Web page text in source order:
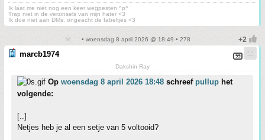
Ik laat me niet nog een keer wegpesten ^p^
Trap niet in de verzinsels van mijn hater <3
Ik doe niet aan DMs, ongeacht de fabeltjes <3
• woensdag 8 april 2026 @ 18:49 • 278
marcb1974
Dakshin Ray
Op woensdag 8 april 2026 18:48 schreef pullup het
volgende:
[..]
Netjes heb je al een setje van 5 voltooid?